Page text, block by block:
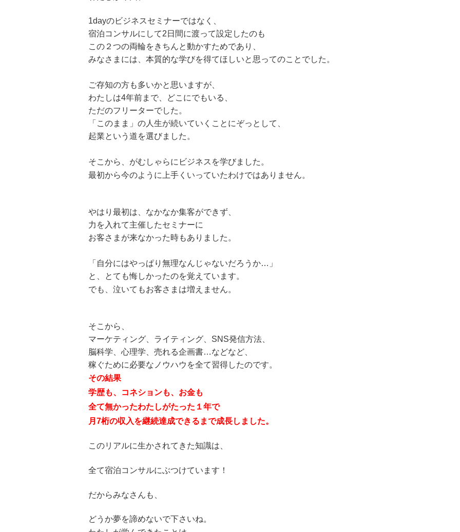
1dayのビジネスセミナーではなく、
宿泊コンサルにして2日間に渡って設定したのも
この２つの両輪をきちんと動かすためであり、
みなさまには、本質的な学びを得てほしいと思ってのことでした。
ご存知の方も多いかと思いますが、
わたしは4年前まで、どこにでもいる、
ただのフリーターでした。
「このまま」の人生が続いていくことにぞっとして、
起業という道を選びました。
そこから、がむしゃらにビジネスを学びました。
最初から今のように上手くいっていたわけではありません。
やはり最初は、なかなか集客ができず、
力を入れて主催したセミナーに
お客さまが来なかった時もありました。
「自分にはやっぱり無理なんじゃないだろうか…」
と、とても悔しかったのを覚えています。
でも、泣いてもお客さまは増えません。
そこから、
マーケティング、ライティング、SNS発信方法、
脳科学、心理学、売れる企画書…などなど、
稼ぐために必要なノウハウを全て習得したのです。
その結果
学歴も、コネションも、お金も
全て無かったわたしがたった１年で
月7桁の収入を継続達成できるまで成長しました。
このリアルに生かされてきた知識は、
全て宿泊コンサルにぶつけています！
だからみなさんも、
どうか夢を諦めないで下さいね。